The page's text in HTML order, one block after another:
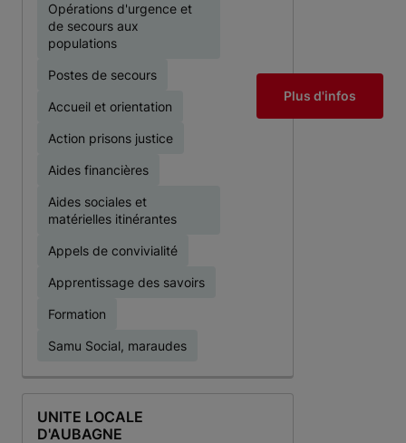
Opérations d'urgence et
de secours aux
populations
Postes de secours
Accueil et orientation
Action prisons justice
Aides financières
Aides sociales et
matérielles itinérantes
Appels de convivialité
Apprentissage des savoirs
Formation
Samu Social, maraudes
Plus d'infos
UNITE LOCALE
D'AUBAGNE